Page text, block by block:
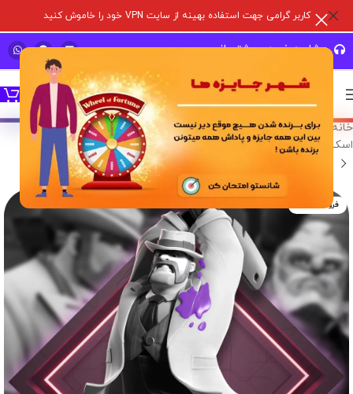
کاربر گرامی جهت استفاده بهینه از سایت VPN خود را خاموش کنید
مشاوره خرید و پشتیبانی سریع
خانه خدمات درون برنامه ای/بازی های سوپر سل/کلش آف کلنز/
اسکین هیرو
فروخته شده